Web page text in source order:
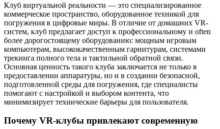
Клуб виртуальной реальности — это специализированное
коммерческое пространство, оборудованное техникой для
погружения в цифровые миры. В отличие от домашних VR-
систем, клуб предлагает доступ к профессиональному и often
более дорогостоящему оборудованию: мощным игровым
компьютерам, высококачественным гарнитурам, системами
трекинга полного тела и тактильной обратной связи.
Основная ценность такого клуба заключается не только в
предоставлении аппаратуры, но и в создании безопасной,
подготовленной среды для погружения, где специалисты
помогают с настройкой и выбором контента, что
минимизирует технические барьеры для пользователя.
Почему VR-клубы привлекают современную